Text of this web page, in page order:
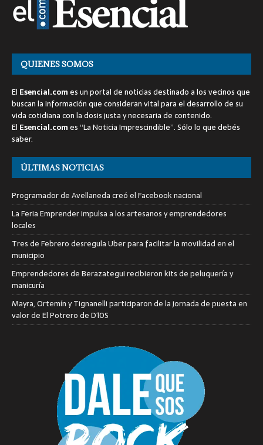
QUIENES SOMOS
El Esencial.comes un portal de noticias destinado a los vecinos que
buscan la información que consideran vital para el desarrollo de su
vida cotidiana con la dosis justa y necesaria de contenido.
El Esencial.comes “La Noticia Imprescindible”. Sólo lo que debés
saber.
ÚLTIMAS NOTICIAS
Programador de Avellaneda creó el Facebook nacional
La Feria Emprender impulsa a los artesanos y emprendedores
locales
Tres de Febrero desregula Uber para facilitar la movilidad en el
municipio
Emprendedores de Berazategui recibieron kits de peluquería y
manicuría
Mayra, Ortemín y Tignanelli participaron de la jornada de puesta en
valor de El Potrero de D10S